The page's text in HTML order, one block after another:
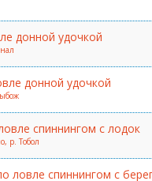
донной удочкой
донной удочкой
спиннингом с лодок
р. Тобол
ловле спиннингом с